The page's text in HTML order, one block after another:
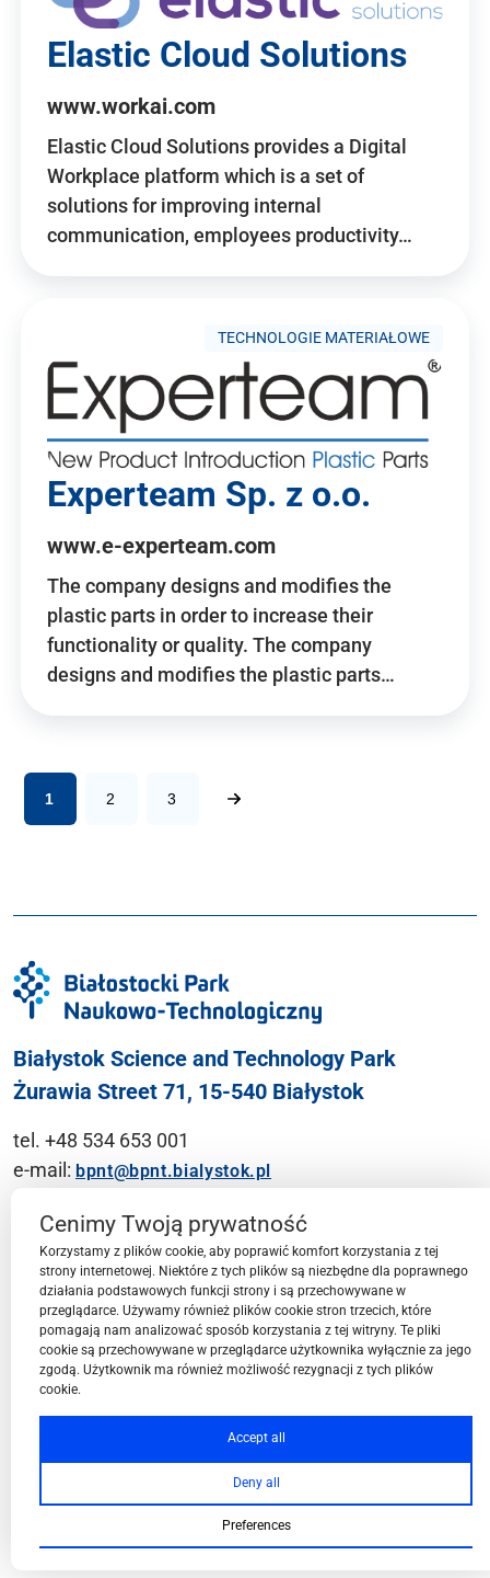
Elastic Cloud Solutions
www.workai.com
Elastic Cloud Solutions provides a Digital
Workplace platform which is a set of
solutions for improving internal
communication, employees productivity…
TECHNOLOGIE MATERIAŁOWE
Experteam Sp. z o.o.
www.e-experteam.com
The company designs and modifies the
plastic parts in order to increase their
functionality or quality. The company
designs and modifies the plastic parts…
1 2 3
Białystok Science and Technology Park
Żurawia Street 71, 15-540 Białystok
tel. +48 534 653 001
e-mail: bpnt@bpnt.bialystok.pl
Contact
BPN-T Area
BPN-T Offer
Cenimy Twoją prywatność
Korzystamy z plików cookie, aby poprawić komfort korzystania z tej
strony internetowej. Niektóre z tych plików są niezbędne dla poprawnego
działania podstawowych funkcji strony i są przechowywane w
przeglądarce. Używamy również plików cookie stron trzecich, które
pomagają nam analizować sposób korzystania z tej witryny. Te pliki
cookie są przechowywane w przeglądarce użytkownika wyłącznie za jego
zgodą. Użytkownik ma również możliwość rezygnacji z tych plików
cookie.
Accept all
Deny all
Preferences